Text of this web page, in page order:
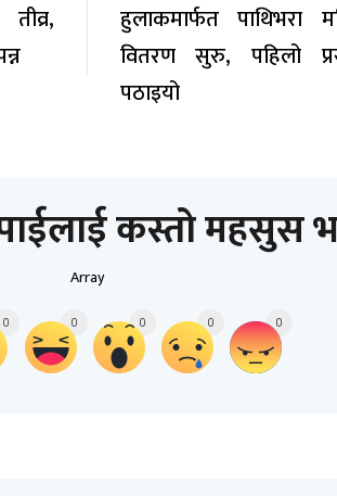
हुलाकमार्फत पाथिभरा
वितरण सुरु, पहिलो
पठाइयो
कस्तो महसुस
Array
0 0 0 0 0